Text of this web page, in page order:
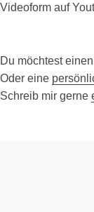
Videoform auf
Du möchtest
Oder eine
Schreib mir gerne